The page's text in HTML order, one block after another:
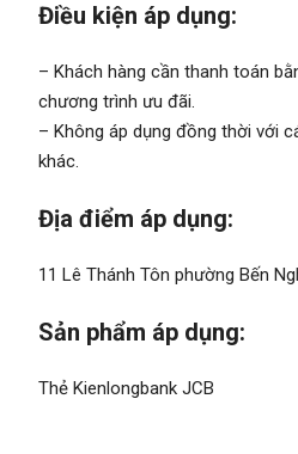
Điều kiện áp dụng:
– Khách hàng cần thanh toán
chương trình ưu đãi.
– Không áp dụng đồng thời với
khác.
Địa điểm áp dụng:
11 Lê Thánh Tôn phường Bến
Sản phẩm áp dụng:
Thẻ Kienlongbank JCB